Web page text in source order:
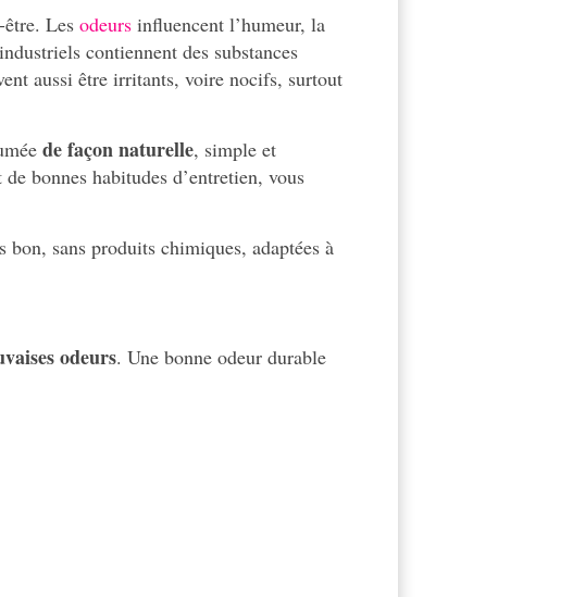
être. Lesodeurs influencent l’humeur, la
contiennent des substances
aussi être irritants, voire nocifs, surtout
de façon naturelle, simple et
bonnes habitudes d’entretien, vous
sans produits chimiques, adaptées à
odeurs. Une bonne odeur durable